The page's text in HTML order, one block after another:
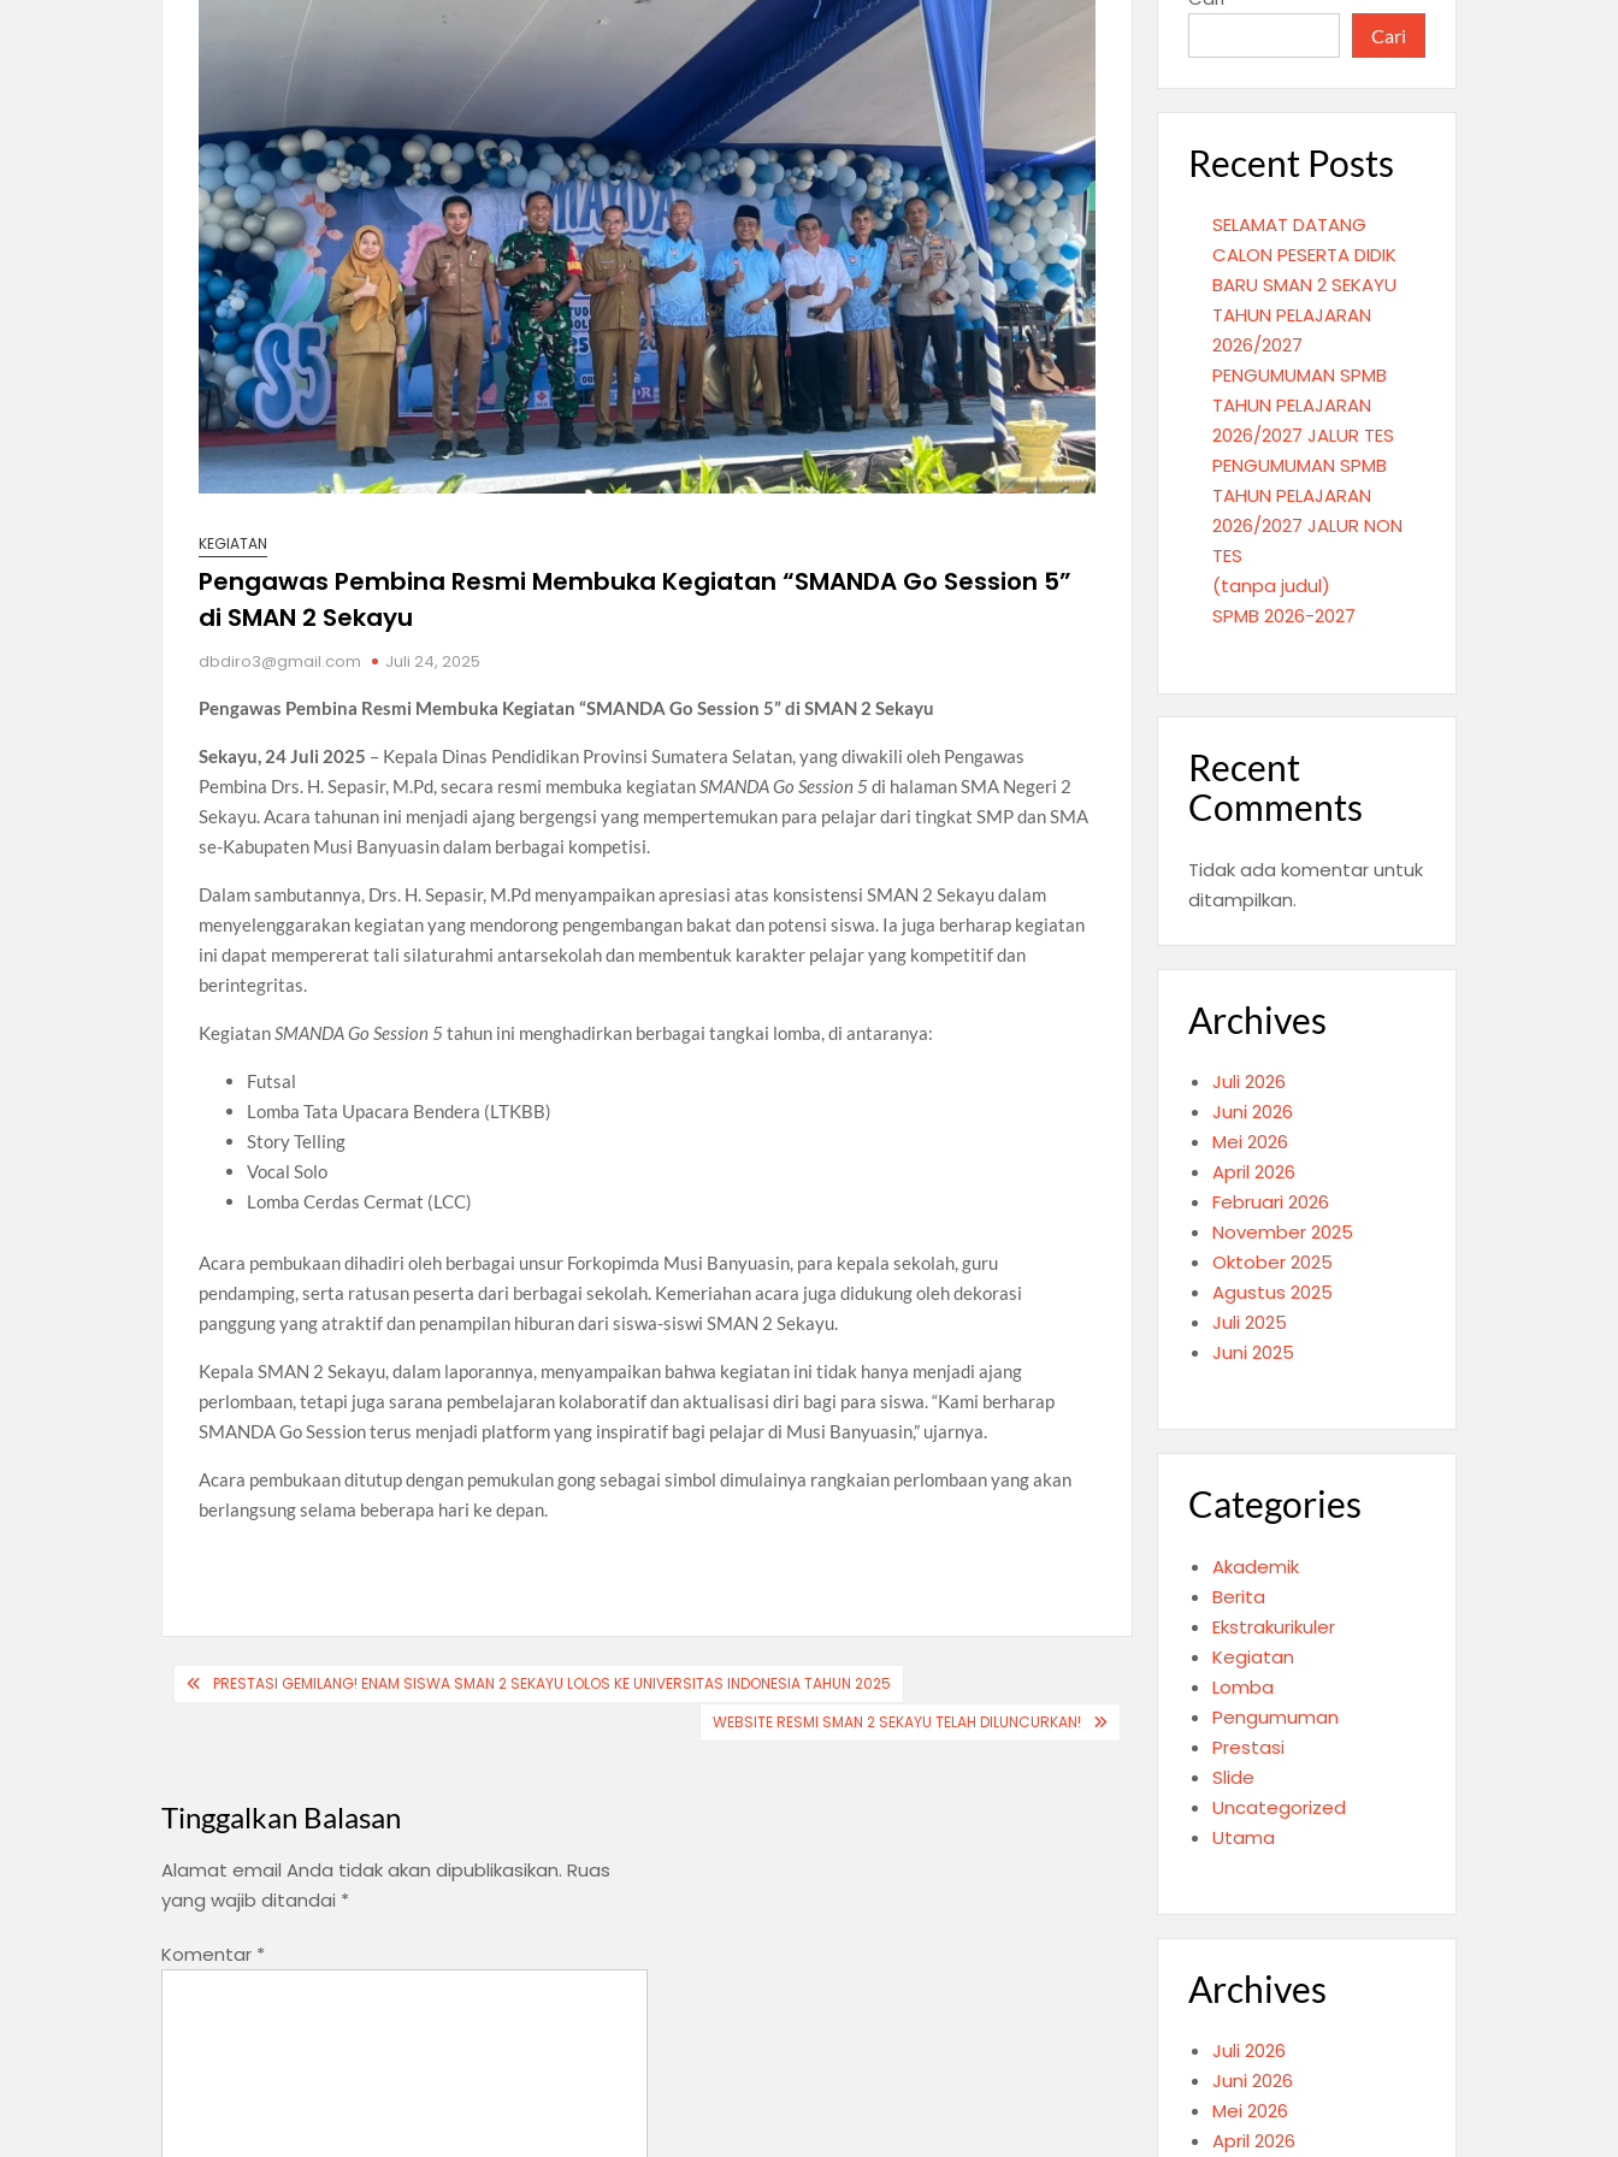
KEGIATAN
Pengawas Pembina Resmi Membuka Kegiatan “SMANDA Go Session 5”
di SMAN 2 Sekayu
dbdiro3@gmail.com Juli 24, 2025
Pengawas Pembina Resmi Membuka Kegiatan “SMANDA Go Session 5” di SMAN 2 Sekayu
Sekayu, 24 Juli 2025 – Kepala Dinas Pendidikan Provinsi Sumatera Selatan, yang diwakili oleh Pengawas
Pembina Drs. H. Sepasir, M.Pd, secara resmi membuka kegiatanSMANDA Go Session 5 di halaman SMA Negeri 2
Sekayu. Acara tahunan ini menjadi ajang bergengsi yang mempertemukan para pelajar dari tingkat SMP dan SMA
se-Kabupaten Musi Banyuasin dalam berbagai kompetisi.
Dalam sambutannya, Drs. H. Sepasir, M.Pd menyampaikan apresiasi atas konsistensi SMAN 2 Sekayu dalam
menyelenggarakan kegiatan yang mendorong pengembangan bakat dan potensi siswa. Ia juga berharap kegiatan
ini dapat mempererat tali silaturahmi antarsekolah dan membentuk karakter pelajar yang kompetitif dan
berintegritas.
KegiatanSMANDA Go Session 5 tahun ini menghadirkan berbagai tangkai lomba, di antaranya:
Futsal
Lomba Tata Upacara Bendera (LTKBB)
Story Telling
Vocal Solo
Lomba Cerdas Cermat (LCC)
Acara pembukaan dihadiri oleh berbagai unsur Forkopimda Musi Banyuasin, para kepala sekolah, guru
pendamping, serta ratusan peserta dari berbagai sekolah. Kemeriahan acara juga didukung oleh dekorasi
panggung yang atraktif dan penampilan hiburan dari siswa-siswi SMAN 2 Sekayu.
Kepala SMAN 2 Sekayu, dalam laporannya, menyampaikan bahwa kegiatan ini tidak hanya menjadi ajang
perlombaan, tetapi juga sarana pembelajaran kolaboratif dan aktualisasi diri bagi para siswa. “Kami berharap
SMANDA Go Session terus menjadi platform yang inspiratif bagi pelajar di Musi Banyuasin,” ujarnya.
Acara pembukaan ditutup dengan pemukulan gong sebagai simbol dimulainya rangkaian perlombaan yang akan
berlangsung selama beberapa hari ke depan.
Navigasi
PRESTASI GEMILANG! ENAM SISWA SMAN 2 SEKAYU LOLOS KE UNIVERSITAS INDONESIA TAHUN 2025
WEBSITE RESMI SMAN 2 SEKAYU TELAH DILUNCURKAN!
Tinggalkan Balasan
Alamat email Anda tidak akan dipublikasikan. Ruas
yang wajib ditandai *
Komentar *
Cari
Recent Posts
SELAMAT DATANG
CALON PESERTA DIDIK
BARU SMAN 2 SEKAYU
TAHUN PELAJARAN
2026/2027
PENGUMUMAN SPMB
TAHUN PELAJARAN
2026/2027 JALUR TES
PENGUMUMAN SPMB
TAHUN PELAJARAN
2026/2027 JALUR NON
TES
(tanpa judul)
SPMB 2026-2027
Recent
Comments
Tidak ada komentar untuk
ditampilkan.
Archives
Juli 2026
Juni 2026
Mei 2026
April 2026
Februari 2026
November 2025
Oktober 2025
Agustus 2025
Juli 2025
Juni 2025
Categories
Akademik
Berita
Ekstrakurikuler
Kegiatan
Lomba
Pengumuman
Prestasi
Slide
Uncategorized
Utama
Archives
Juli 2026
Juni 2026
Mei 2026
April 2026